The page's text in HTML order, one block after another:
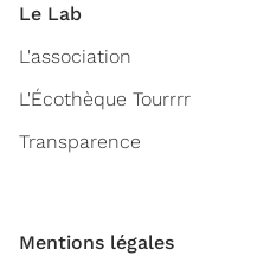
Le Lab
L'association
L'Écothèque Tourrrr
Transparence
Mentions légales